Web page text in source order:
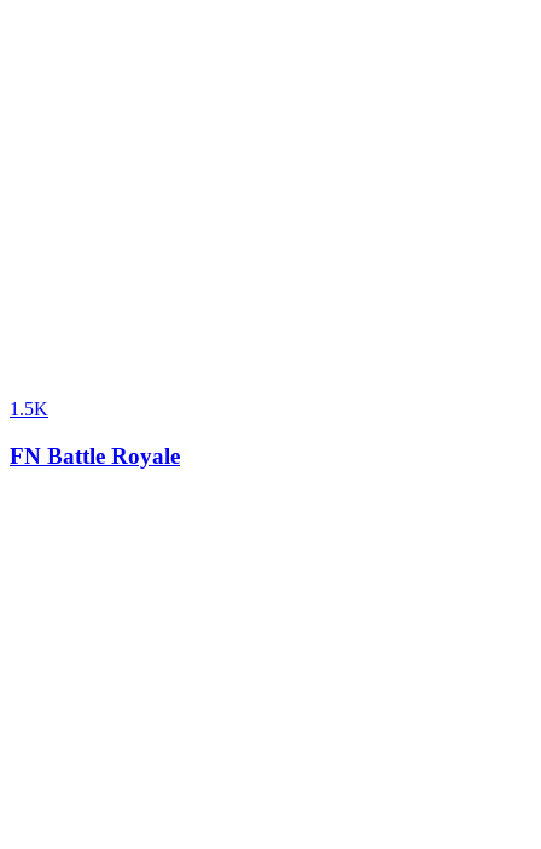
1.5K
FN Battle Royale